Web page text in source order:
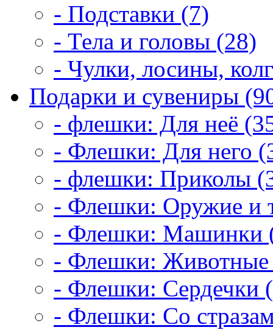
- Подставки (7)
- Тела и головы (28)
- Чулки, лосины,
Подарки и сувениры
- флешки: Для неё
- Флешки: Для него
- флешки: Приколы
- Флешки: Оружие и
- Флешки: Машинки
- Флешки: Животные
- Флешки: Сердечки
- Флешки: Со